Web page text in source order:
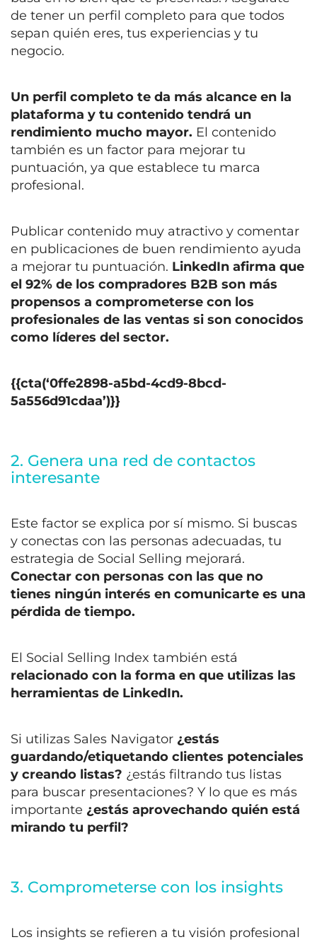
de tener un perfil completo para que todos
sepan quién eres, tus experiencias y tu
negocio.
Un perfil completo te da más alcance en la
plataforma y tu contenido tendrá un
rendimiento mucho mayor. El contenido
también es un factor para mejorar tu
puntuación, ya que establece tu marca
profesional.
Publicar contenido muy atractivo y comentar
en publicaciones de buen rendimiento ayuda
a mejorar tu puntuación. LinkedIn afirma que
el 92% de los compradores B2B son más
propensos a comprometerse con los
profesionales de las ventas si son conocidos
como líderes del sector.
{{cta(‘0ffe2898-a5bd-4cd9-8bcd-
5a556d91cdaa’)}}
2. Genera una red de contactos
interesante
Este factor se explica por sí mismo. Si buscas
y conectas con las personas adecuadas, tu
estrategia de Social Selling mejorará.
Conectar con personas con las que no
tienes ningún interés en comunicarte es una
pérdida de tiempo.
El Social Selling Index también está
relacionado con la forma en que utilizas las
herramientas de LinkedIn.
Si utilizas Sales Navigator ¿estás
guardando/etiquetando clientes potenciales
y creando listas? ¿estás filtrando tus listas
para buscar presentaciones? Y lo que es más
importante ¿estás aprovechando quién está
mirando tu perfil?
3. Comprometerse con los insights
Los insights se refieren a tu visión profesional